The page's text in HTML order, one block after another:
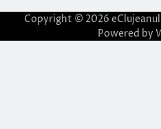
Copyright © 2026 eClujeanul
Powered by